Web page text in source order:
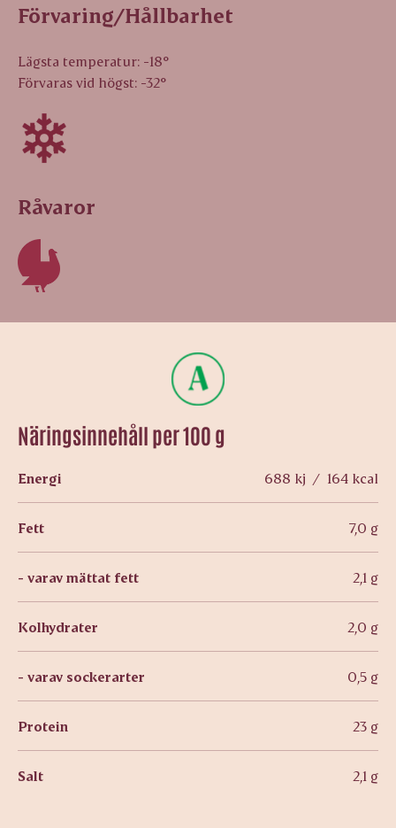
Näringsinnehåll per 100 g
Energi 688 kj / 164 kcal
Fett 7,0 g
- varav mättat fett 2,1 g
Kolhydrater 2,0 g
- varav sockerarter 0,5 g
Protein 23 g
Salt 2,1 g
Förvaring/Hållbarhet
Lägsta temperatur: -18°
Förvaras vid högst: -32°
Råvaror